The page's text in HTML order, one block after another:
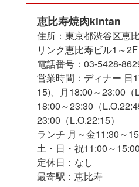
恵比寿焼肉kintan
住所：東京都渋谷区恵
リンク恵比寿ビル1～2F
電話番号：03-5428-
営業時間：ディナー 日
15)、月18:00～23:00（
18:00～23:30（
23:00（L.O.22:15）
ランチ 月～金11:30～
土・日・祝11:00～
定休日：なし
最寄駅：恵比寿